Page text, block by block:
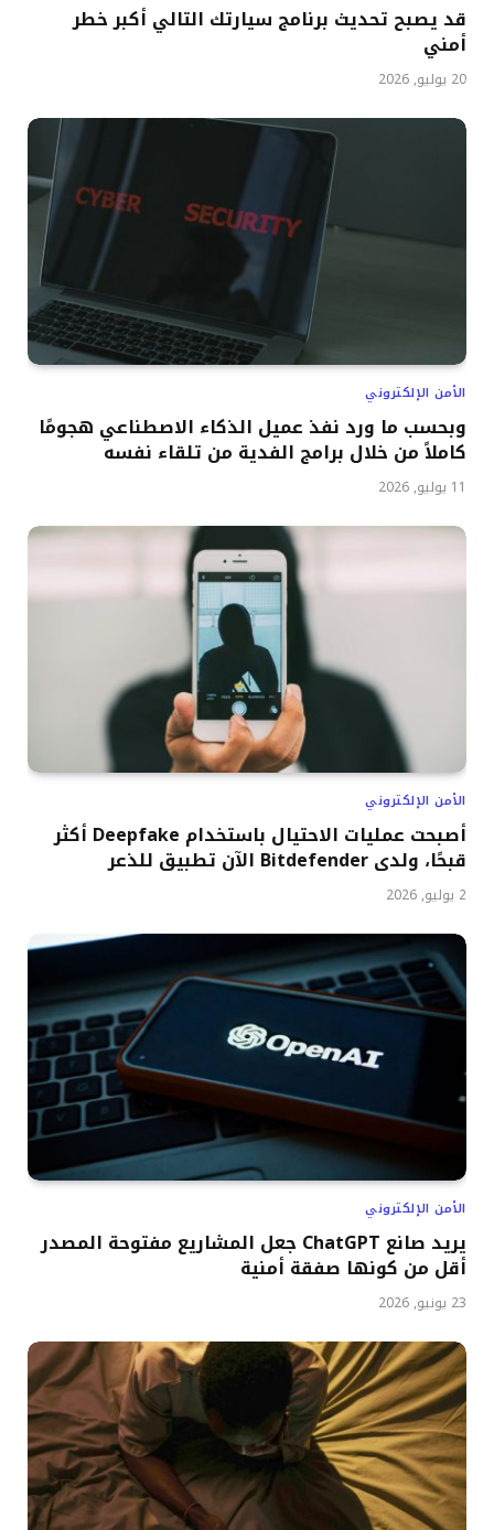
قد يصبح تحديث برنامج سيارتك التالي أكبر خطر
أمني
20 يوليو, 2026
الأمن الإلكتروني
وبحسب ما ورد نفذ عميل الذكاء الاصطناعي هجومًا
كاملاً من خلال برامج الفدية من تلقاء نفسه
11 يوليو, 2026
الأمن الإلكتروني
أصبحت عمليات الاحتيال باستخدام Deepfake أكثر
قبحًا، ولدى Bitdefender الآن تطبيق للذعر
2 يوليو, 2026
الأمن الإلكتروني
يريد صانع ChatGPT جعل المشاريع مفتوحة المصدر
أقل من كونها صفقة أمنية
23 يونيو, 2026